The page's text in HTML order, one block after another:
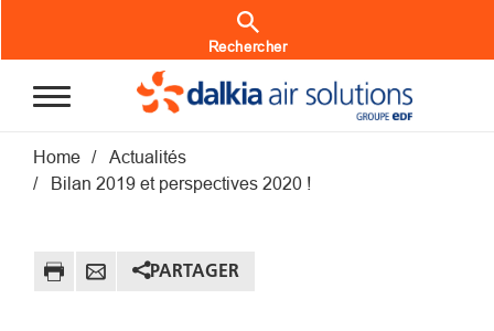
Rechercher
Fil d'Ariane
Home
Actualités
Bilan 2019 et perspectives 2020 !
PARTAGER